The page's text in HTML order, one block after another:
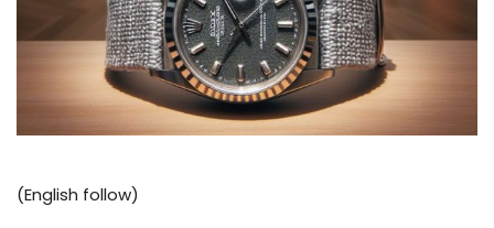
(English follow)